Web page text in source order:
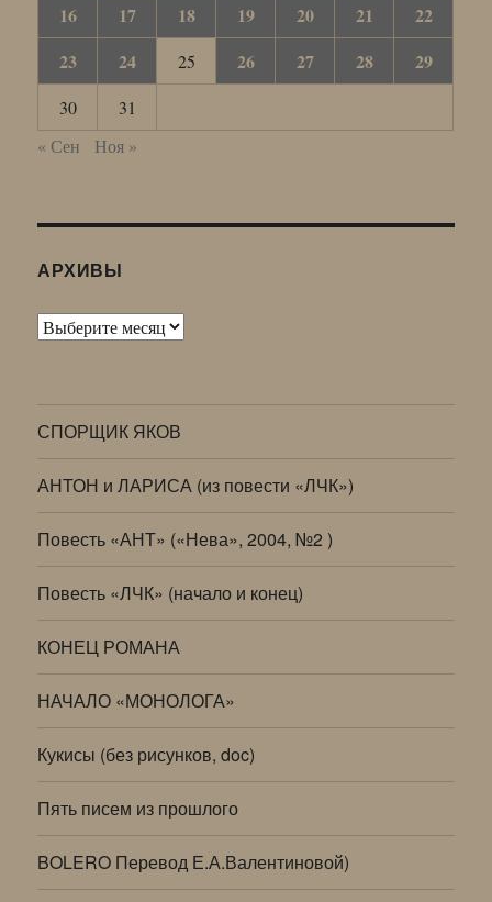
16
17 18 19 20 21
22
23
24 25 26 27 28 29
30
31
« Сен
Ноя »
АРХИВЫ
Архивы
СПОРЩИК ЯКОВ
АНТОН и ЛАРИСА (из повести «ЛЧК»)
Повесть «АНТ» («Нева», 2004, №2 )
Повесть «ЛЧК» (начало и конец)
КОНЕЦ РОМАНА
НАЧАЛО «МОНОЛОГА»
Кукисы (без рисунков, doc)
Пять писем из прошлого
BOLERO Перевод Е.А.Валентиновой)